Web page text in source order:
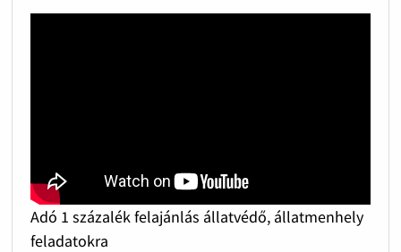
Adó 1 százalék felajánlás állatvédő, állatmenhely
feladatokra